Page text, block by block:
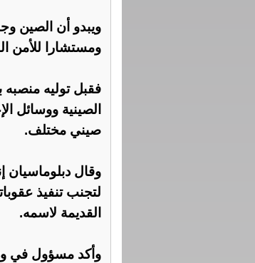
ويبدو أن الصين
ومستشارا للأمن
الصينية ووسائل
صيني مختلف.
وقال دبلوماسيان
لتجنب تنفيذ
القديمة لاسمه.
وأكد مسؤول في